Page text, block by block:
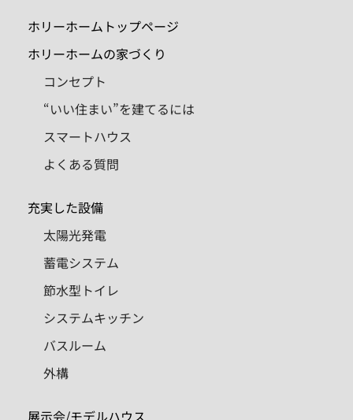
ホリーホームトップページ
ホリーホームの家づくり
コンセプト
“いい住まい”を建てるには
スマートハウス
よくある質問
充実した設備
太陽光発電
蓄電システム
節水型トイレ
システムキッチン
バスルーム
外構
展示会/モデルハウス